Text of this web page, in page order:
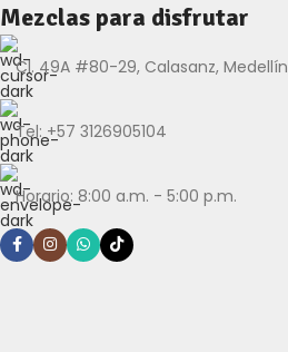
Mezclas para disfrutar
Cl. 49A #80-29, Calasanz, Medellín
Tel: +57 3126905104
Horario: 8:00 a.m. - 5:00 p.m.